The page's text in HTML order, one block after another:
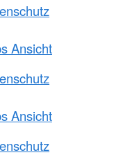
Ansicht
Ansicht